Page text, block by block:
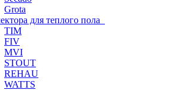
Grota
для теплого пола
TIM
FIV
MVI
STOUT
REHAU
WATTS